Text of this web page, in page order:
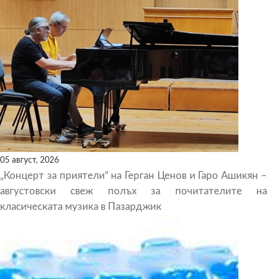
05 август, 2026
„Концерт за приятели“ на Герган Ценов и Гаро Ашикян –
августовски свеж полъх за почитателите на
класическата музика в Пазарджик